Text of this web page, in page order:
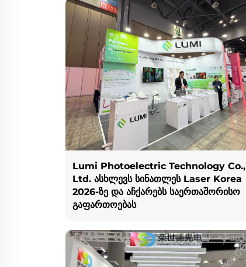
Lumi Photoelectric Technology Co.,
Ltd. ასხლევს სინათლეს Laser Korea
2026-ზე და აჩქარებს საერთაშორისო
გაფართოებას